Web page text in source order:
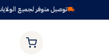
توصيل متوفر لجميع الولايات